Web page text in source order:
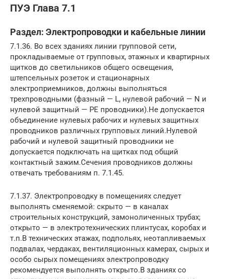
ПУЭ Глава 7.1
Раздел: Электропроводки и кабельные линии
7.1.36. Во всех зданиях линии групповой сети,
прокладываемые от групповых, этажных и квартирных
щитков до светильников общего освещения,
штепсельных розеток и стационарных
электроприемников, должны выполняться
трехпроводными (фазный — L, нулевой рабочий — N и
нулевой защитный — РЕ проводники).Не допускается
объединение нулевых рабочих и нулевых защитных
проводников различных групповых линий.Нулевой
рабочий и нулевой защитный проводники не
допускается подключать на щитках под общий
контактный зажим.Сечения проводников должны
отвечать требованиям п. 7.1.45.
7.1.37. Электропроводку в помещениях следует
выполнять сменяемой: скрыто — в каналах
строительных конструкций, замоноличенных трубах;
открыто — в электротехнических плинтусах, коробах и
т.п.В технических этажах, подпольях, неотапливаемых
подвалах, чердаках, вентиляционных камерах, сырых и
особо сырых помещениях электропроводку
рекомендуется выполнять открыто.В зданиях со